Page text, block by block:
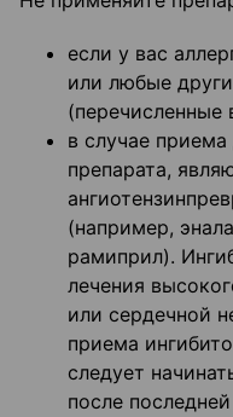
если у вас
или любые
(перечисленные
в случае приема
препарата,
(например,
рамиприл).
лечения
или сердечной
приема
следует
после